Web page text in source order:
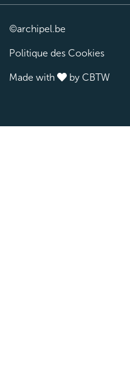
©archipel.be
Politique des Cookies
Made with by CBTW